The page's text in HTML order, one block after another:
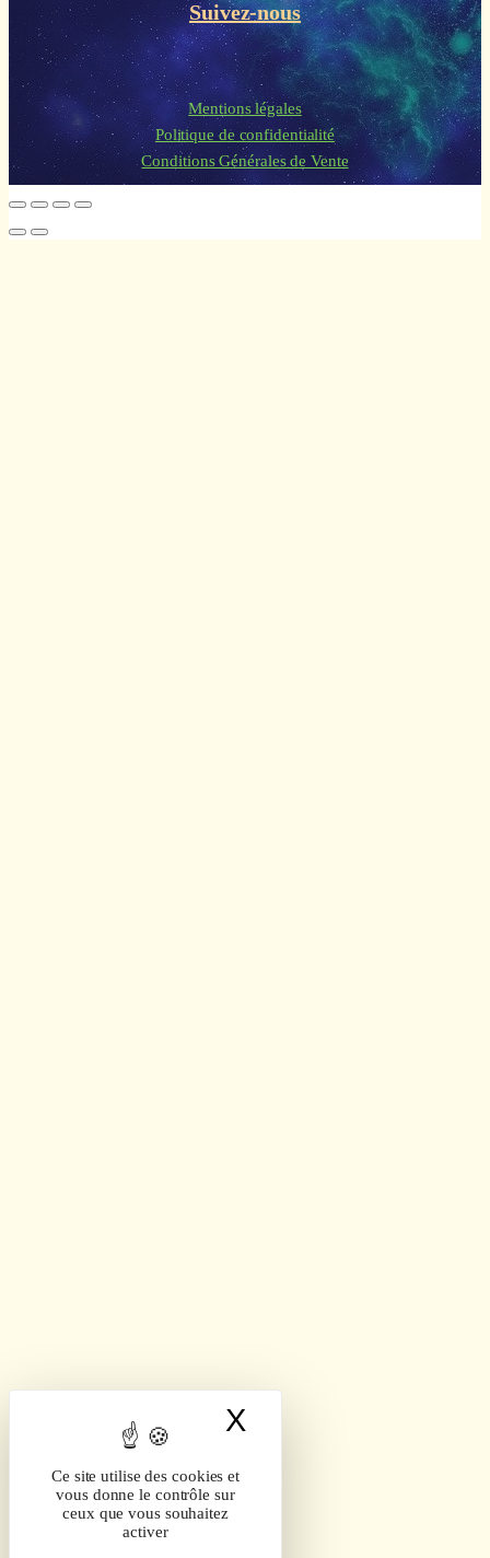
Ce site utilise des cookies et
vous donne le contrôle sur
ceux que vous souhaitez
activer
X
Suivez-nous
Mentions légales
Politique de confidentialité
Conditions Générales de Vente